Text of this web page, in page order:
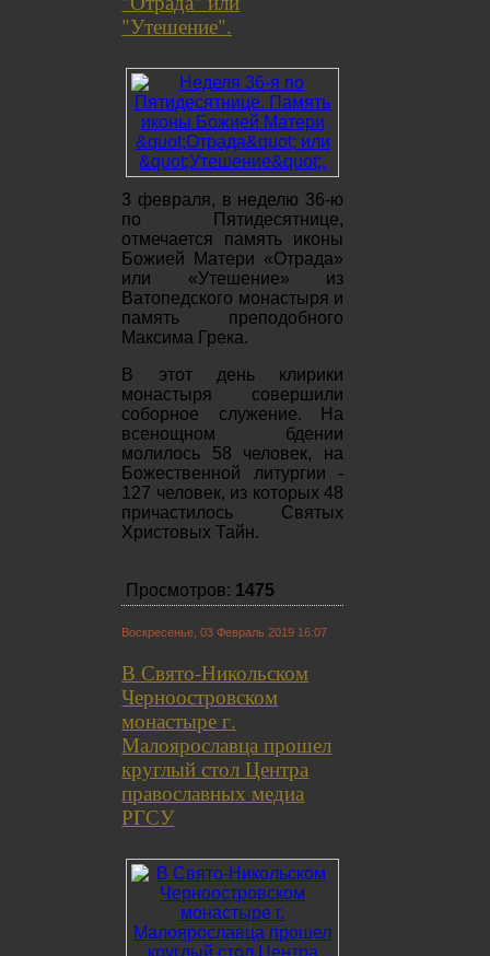
"Утешение".
3 февраля, в неделю 36-ю
по Пятидесятнице,
отмечается память иконы
Божией Матери «Отрада»
или «Утешение» из
Ватопедского монастыря и
память преподобного
Максима Грека.
В этот день клирики
монастыря совершили
соборное служение. На
всенощном бдении
молилось 58 человек, на
Божественной литургии -
127 человек, из которых 48
причастилось Святых
Христовых Тайн.
Просмотров: 1475
Воскресенье, 03 Февраль 2019 16:07
В Свято-Никольском
Черноостровском
монастыре г.
Малоярославца прошел
круглый стол Центра
православных медиа
РГСУ